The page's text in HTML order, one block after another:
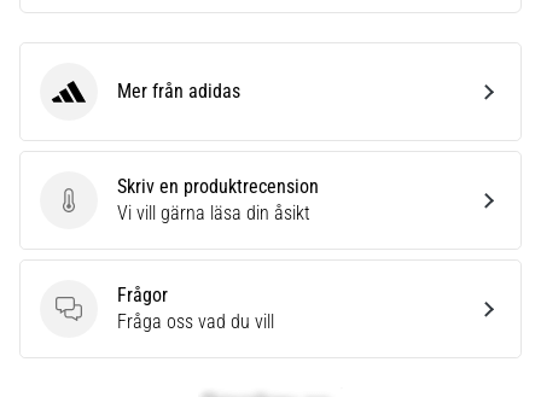
Skriv en produktrecension
Skriv en produktrecension
Vi vill gärna läsa din åsikt
Frågor
Frågor
Fråga oss vad du vill
adidas Mer från adidas